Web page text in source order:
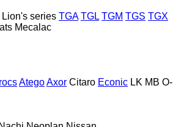
Lion's series TGA TGL TGM TGS TGX
Mecalac
AtegoAxor Citaro Econic LK MB O-